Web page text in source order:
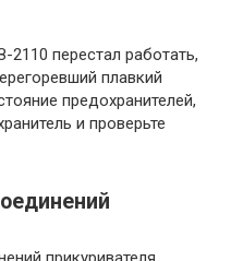
2110 перестал работать,
плавкий
предохранителей,
и проверьте